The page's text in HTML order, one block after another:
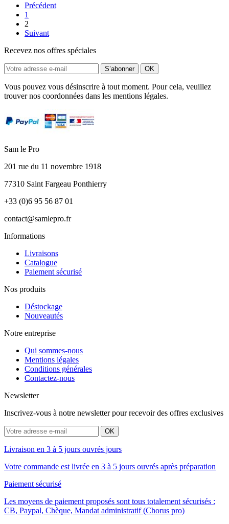
Précédent
1
2
Suivant
Recevez nos offres spéciales
Vous pouvez vous désinscrire à tout moment. Pour cela, veuillez
trouver nos coordonnées dans les mentions légales.
Sam le Pro
201 rue du 11 novembre 1918
77310 Saint Fargeau Ponthierry
+33 (0)6 95 56 87 01
contact@samlepro.fr
Informations
Livraisons
Catalogue
Paiement sécurisé
Nos produits
Déstockage
Nouveautés
Notre entreprise
Qui sommes-nous
Mentions légales
Conditions générales
Contactez-nous
Newsletter
Inscrivez-vous à notre newsletter pour recevoir des offres exclusives
Livraison en 3 à 5 jours ouvrés jours
Votre commande est livrée en 3 à 5 jours ouvrés après préparation
Paiement sécurisé
Les moyens de paiement proposés sont tous totalement sécurisés :
CB, Paypal, Chèque, Mandat administratif (Chorus pro)